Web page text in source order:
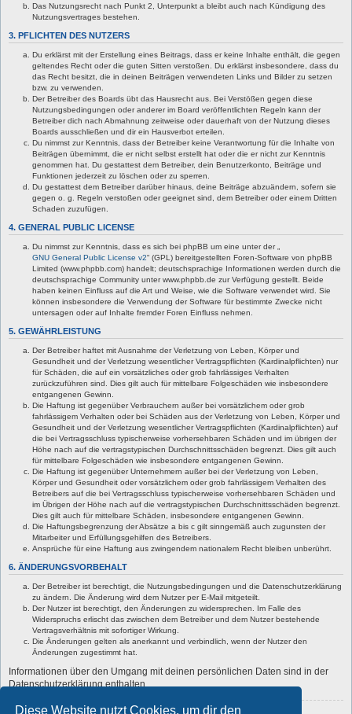
Diese Website nutzt Cookies, um dir den
Das Nutzungsrecht nach Punkt 2, Unterpunkt a bleibt auch nach Kündigung des
Nutzungsvertrages bestehen.
3. PFLICHTEN DES NUTZERS
Du erklärst mit der Erstellung eines Beitrags, dass er keine Inhalte enthält, die gegen
geltendes Recht oder die guten Sitten verstoßen. Du erklärst insbesondere, dass du
das Recht besitzt, die in deinen Beiträgen verwendeten Links und Bilder zu setzen
bzw. zu verwenden.
Der Betreiber des Boards übt das Hausrecht aus. Bei Verstößen gegen diese
Nutzungsbedingungen oder anderer im Board veröffentlichten Regeln kann der
Betreiber dich nach Abmahnung zeitweise oder dauerhaft von der Nutzung dieses
Boards ausschließen und dir ein Hausverbot erteilen.
Du nimmst zur Kenntnis, dass der Betreiber keine Verantwortung für die Inhalte von
Beiträgen übernimmt, die er nicht selbst erstellt hat oder die er nicht zur Kenntnis
genommen hat. Du gestattest dem Betreiber, dein Benutzerkonto, Beiträge und
Funktionen jederzeit zu löschen oder zu sperren.
Du gestattest dem Betreiber darüber hinaus, deine Beiträge abzuändern, sofern sie
gegen o. g. Regeln verstoßen oder geeignet sind, dem Betreiber oder einem Dritten
Schaden zuzufügen.
4. GENERAL PUBLIC LICENSE
Du nimmst zur Kenntnis, dass es sich bei phpBB um eine unter der „
GNU General Public License v2“ (GPL) bereitgestellten Foren-Software von phpBB
Limited (www.phpbb.com) handelt; deutschsprachige Informationen werden durch die
deutschsprachige Community unter www.phpbb.de zur Verfügung gestellt. Beide
haben keinen Einfluss auf die Art und Weise, wie die Software verwendet wird. Sie
können insbesondere die Verwendung der Software für bestimmte Zwecke nicht
untersagen oder auf Inhalte fremder Foren Einfluss nehmen.
5. GEWÄHRLEISTUNG
Der Betreiber haftet mit Ausnahme der Verletzung von Leben, Körper und
Gesundheit und der Verletzung wesentlicher Vertragspflichten (Kardinalpflichten) nur
für Schäden, die auf ein vorsätzliches oder grob fahrlässiges Verhalten
zurückzuführen sind. Dies gilt auch für mittelbare Folgeschäden wie insbesondere
entgangenen Gewinn.
Die Haftung ist gegenüber Verbrauchern außer bei vorsätzlichem oder grob
fahrlässigem Verhalten oder bei Schäden aus der Verletzung von Leben, Körper und
Gesundheit und der Verletzung wesentlicher Vertragspflichten (Kardinalpflichten) auf
die bei Vertragsschluss typischerweise vorhersehbaren Schäden und im übrigen der
Höhe nach auf die vertragstypischen Durchschnittsschäden begrenzt. Dies gilt auch
für mittelbare Folgeschäden wie insbesondere entgangenen Gewinn.
Die Haftung ist gegenüber Unternehmern außer bei der Verletzung von Leben,
Körper und Gesundheit oder vorsätzlichem oder grob fahrlässigem Verhalten des
Betreibers auf die bei Vertragsschluss typischerweise vorhersehbaren Schäden und
im Übrigen der Höhe nach auf die vertragstypischen Durchschnittsschäden begrenzt.
Dies gilt auch für mittelbare Schäden, insbesondere entgangenen Gewinn.
Die Haftungsbegrenzung der Absätze a bis c gilt sinngemäß auch zugunsten der
Mitarbeiter und Erfüllungsgehilfen des Betreibers.
Ansprüche für eine Haftung aus zwingendem nationalem Recht bleiben unberührt.
6. ÄNDERUNGSVORBEHALT
Der Betreiber ist berechtigt, die Nutzungsbedingungen und die Datenschutzerklärung
zu ändern. Die Änderung wird dem Nutzer per E-Mail mitgeteilt.
Der Nutzer ist berechtigt, den Änderungen zu widersprechen. Im Falle des
Widerspruchs erlischt das zwischen dem Betreiber und dem Nutzer bestehende
Vertragsverhältnis mit sofortiger Wirkung.
Die Änderungen gelten als anerkannt und verbindlich, wenn der Nutzer den
Änderungen zugestimmt hat.
Informationen über den Umgang mit deinen persönlichen Daten sind in der
Datenschutzerklärung enthalten.